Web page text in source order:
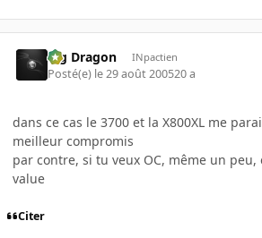
Big Dragon INpactien
Posté(e) le 29 août 200520 a
dans ce cas le 3700 et la X800XL me
meilleur compromis
par contre, si tu veux OC, même un peu,
value
Citer